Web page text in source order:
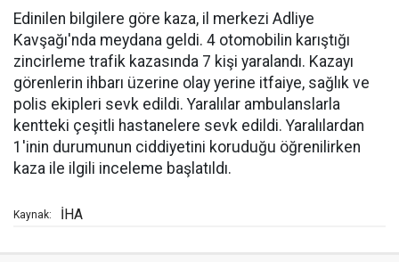
Edinilen bilgilere göre kaza, il merkezi Adliye
Kavşağı'nda meydana geldi. 4 otomobilin karıştığı
zincirleme trafik kazasında 7 kişi yaralandı. Kazayı
görenlerin ihbarı üzerine olay yerine itfaiye, sağlık ve
polis ekipleri sevk edildi. Yaralılar ambulanslarla
kentteki çeşitli hastanelere sevk edildi. Yaralılardan
1'inin durumunun ciddiyetini koruduğu öğrenilirken
kaza ile ilgili inceleme başlatıldı.
Kaynak: İHA